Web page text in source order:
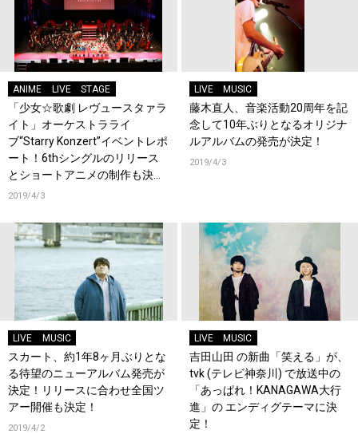
ANIME LIVE STAGE
「少女☆歌劇 レヴュースタァラ
イト」オーケストラライ
ブ“Starry Konzert”イベントレポ
ート！6thシングルのリリース
とショートアニメの制作も決
定！
2019/4/3
LIVE MUSIC
藤木直人、音楽活動20周年を記
念して10年ぶりとなるオリジナ
ルアルバムの発売が決定！
2019/4/3
LIVE MUSIC
スカート、約1年8ヶ月ぶりとな
る待望のニューアルバム発売が
決定！リリースに合わせ全国ツ
アー開催も決定！
2019/4/2
LIVE MUSIC
吉田山田 の新曲「笑える」が、
tvk (テレビ神奈川) で放送中の
「あっぱれ！KANAGAWA大行
進」の エンディグテーマに決
定！